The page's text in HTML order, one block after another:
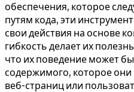
обеспечения, которое
путям кода, эти
свои действия на основе
гибкость делает их
что их поведение может
содержимого, которое
веб-страниц или